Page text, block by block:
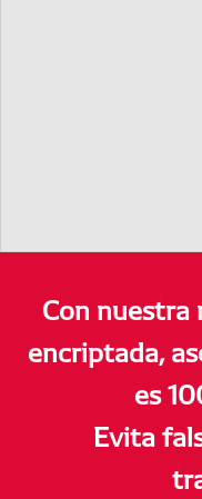
Con nuestra
encriptada,
es
Evita